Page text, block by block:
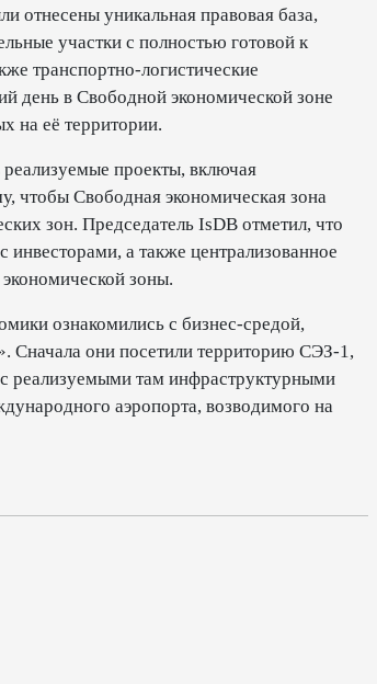
отнесены уникальная правовая база,
участки с полностью готовой к
транспортно-логистические
день в Свободной экономической зоне
на её территории.
проекты, включая
чтобы Свободная экономическая зона
зон. Председатель IsDB отметил, что
а также централизованное
зоны.
ознакомились с бизнес-средой,
Сначала они посетили территорию СЭЗ-1,
реализуемыми там инфраструктурными
аэропорта, возводимого на